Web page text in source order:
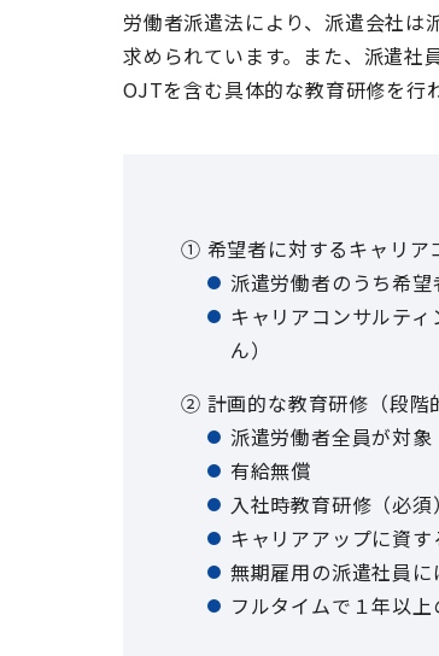
労働者派遣法により、派遣会社は
求められています。また、派遣社
OJTを含む具体的な教育研修を行
① 希望者に対するキャリア
派遣労働者のうち希
キャリアコンサルテ
ん）
② 計画的な教育研修（段階
派遣労働者全員が対象
有給無償
入社時教育研修（必須）
キャリアアップに資
無期雇用の派遣社員
フルタイムで１年以